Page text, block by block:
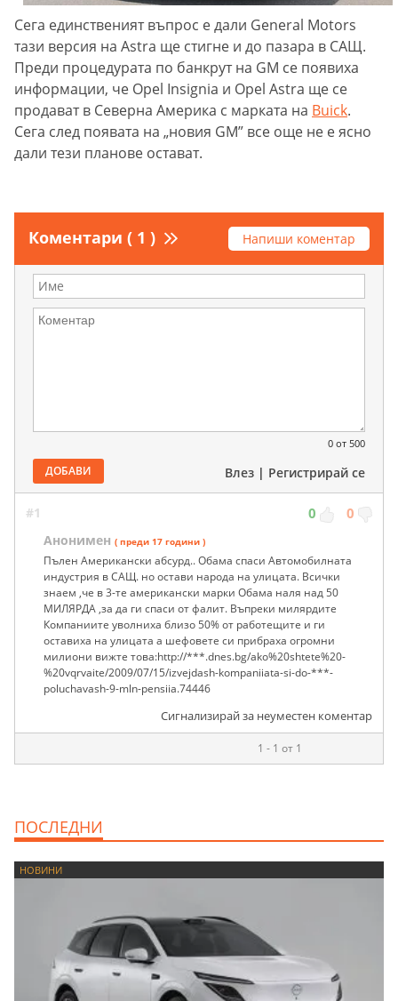
Сега единственият въпрос е дали General Motors
тази версия на Astra ще стигне и до пазара в САЩ.
Преди процедурата по банкрут на GM се появиха
информации, че Opel Insignia и Opel Astra ще се
продават в Северна Америка с марката на Buick.
Сега след появата на „новия GM” все още не е ясно
дали тези планове остават.
Коментари ( 1 ) Напиши коментар
0 от 500
ДОБАВИ Влез | Регистрирай се
#1 0 0
Анонимен ( преди 17 години )
Пълен Американски абсурд.. Обама спаси Автомобилната
индустрия в САЩ. но остави народа на улицата. Всички
знаем ,че в 3-те американски марки Обама наля над 50
МИЛЯРДА ,за да ги спаси от фалит. Въпреки милярдите
Компаниите уволниха близо 50% от работещите и ги
оставиха на улицата а шефовете си прибраха огромни
милиони вижте това:http://***.dnes.bg/ako%20shtete%20-
%20vqrvaite/2009/07/15/izvejdash-kompaniiata-si-do-***-
poluchavash-9-mln-pensiia.74446
Сигнализирай за неуместен коментар
1 - 1 от 1
ПОСЛЕДНИ
НОВИНИ